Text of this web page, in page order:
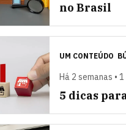
no Brasil
UM CONTEÚDO
Há 2 semanas •
5 dicas